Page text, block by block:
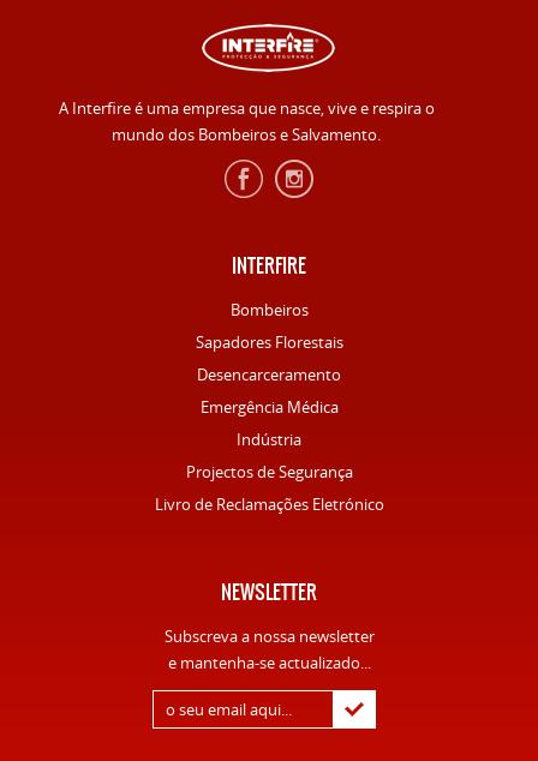
A Interfire é uma empresa que nasce, vive e respira o
mundo dos Bombeiros e Salvamento.
INTERFIRE
Bombeiros
Sapadores Florestais
Desencarceramento
Emergência Médica
Indústria
Projectos de Segurança
Livro de Reclamações Eletrónico
NEWSLETTER
Subscreva a nossa newsletter
e mantenha-se actualizado...